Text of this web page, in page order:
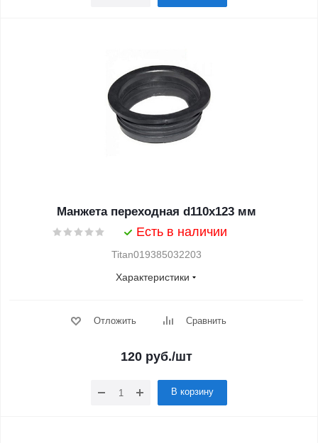
Манжета переходная d110x123 мм
Есть в наличии
Titan019385032203
Характеристики
Отложить Сравнить
120 руб./шт
В корзину